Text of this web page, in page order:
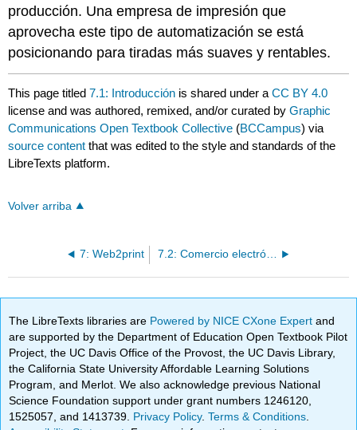
producción. Una empresa de impresión que
aprovecha este tipo de automatización se está
posicionando para tiradas más suaves y rentables.
This page titled7.1: Introducción is shared under aCC BY 4.0
license and was authored, remixed, and/or curated byGraphic
Communications Open Textbook Collective (BCCampus) via
source content that was edited to the style and standards of the
LibreTexts platform.
Volver arriba
7: Web2print 7.2: Comercio electrónico para la fabricación de impresión
The LibreTexts libraries are Powered by NICE CXone Expertand
are supported by the Department of Education Open Textbook Pilot
Project, the UC Davis Office of the Provost, the UC Davis Library,
the California State University Affordable Learning Solutions
Program, and Merlot. We also acknowledge previous National
Science Foundation support under grant numbers 1246120,
1525057, and 1413739. Privacy Policy.Terms & Conditions